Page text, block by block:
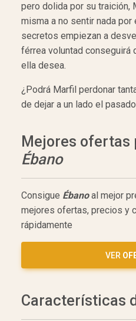
pero dolida por su traición,
misma a no sentir nada por
secretos empiezan a
férrea voluntad conseguirá
ella desea.
¿Podrá Marfil perdonar
de dejar a un lado el
Mejores ofertas
Ébano
Consigue Ébanoal mejor
mejores ofertas, precios y
rápidamente
VER
Características